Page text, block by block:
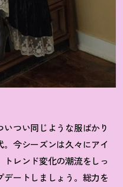
つい同じような服ばかり
今シーズンは久々にアイ
レンド変化の潮流をしっ
ートしましょう。総力を